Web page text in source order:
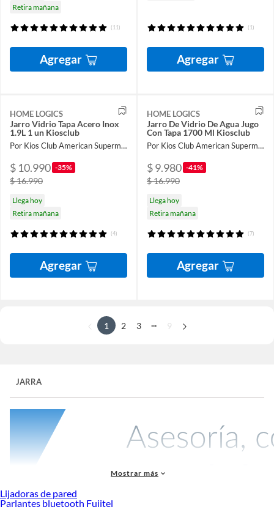
Retira mañana
(11)
Agregar
(1)
Agregar
HOME LOGICS
Jarro Vidrio Tapa Acero Inox
1.9L 1 un Kiosclub
Por Kios Club American Supermarket
$ 10.990 -35%
$ 16.990
Llega hoy
Retira mañana
(4)
Agregar
HOME LOGICS
Jarro De Vidrio De Agua Jugo
Con Tapa 1700 Ml Kiosclub
Por Kios Club American Supermarket
$ 9.980 -41%
$ 16.990
Llega hoy
Retira mañana
(7)
Agregar
1 2 3 9
JARRA
Mostrar más
Lijadoras de pared
Parlantes bluetooth Fujitel